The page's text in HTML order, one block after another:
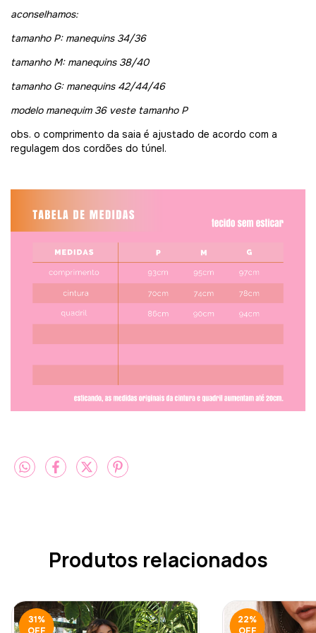
aconselhamos:
tamanho P: manequins 34/36
tamanho M: manequins 38/40
tamanho G: manequins 42/44/46
modelo manequim 36 veste tamanho P
obs. o comprimento da saia é ajustado de acordo com a
regulagem dos cordões do túnel.
Produtos relacionados
31%
22%